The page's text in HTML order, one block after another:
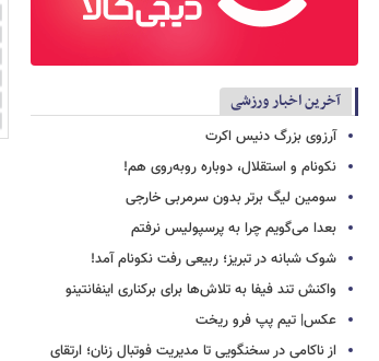
آخرین اخبار ورزشی
آرزوی بزرگ دنیس اکرت
نکونام و استقلال، دوباره روبه‌روی هم!
سومین لیگ برتر بدون سرمربی خارجی
بعدا می‌گویم چرا به پرسپولیس نرفتم
شوک شبانه در تبریز؛ ربیعی رفت نکونام آمد!
واکنش تند فیفا به تلاش‌ها برای برکناری اینفانتینو
عکس| تیم پپ فرو ریخت
از ناکامی در سخنگویی تا مدیریت فوتبال زنان؛ ارتقای